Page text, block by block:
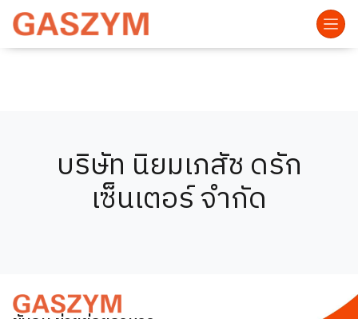
บริษัท นิยมเภสัช ดรัก
เซ็นเตอร์ จำกัด